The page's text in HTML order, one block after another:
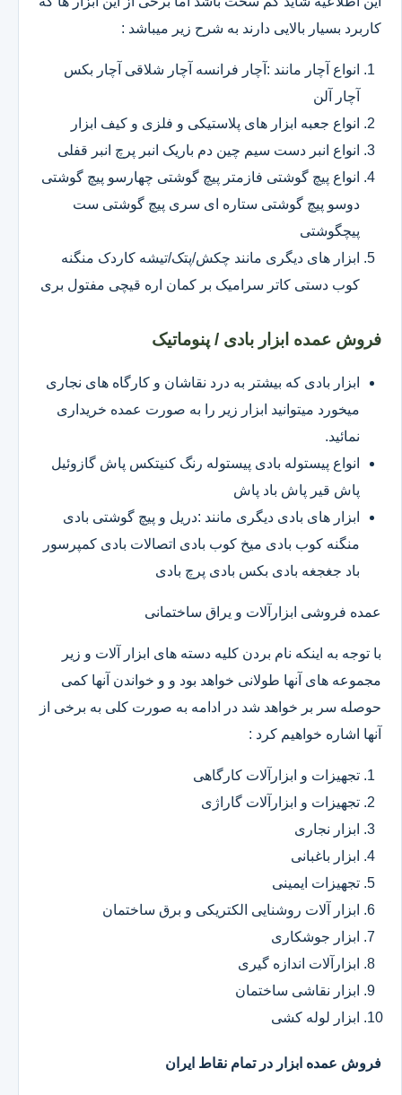
کاربرد بسیار بالایی دارند به شرح زیر میباشد :
انواع آچار مانند :آچار فرانسه آچار شلاقی آچار بکس
آچار آلن
انواع جعبه ابزار های پلاستیکی و فلزی و کیف ابزار
انواع انبر دست سیم چین دم باریک انبر پرچ انبر قفلی
انواع پیچ گوشتی فازمتر پیچ گوشتی چهارسو پیچ گوشتی
دوسو پیچ گوشتی ستاره ای سری پیچ گوشتی ست
پیچگوشتی
ابزار های دیگری مانند چکش/پتک/تیشه کاردک منگنه
کوب دستی کاتر سرامیک بر کمان اره قیچی مفتول بری
فروش عمده ابزار بادی / پنوماتیک
ابزار بادی که بیشتر به درد نقاشان و کارگاه های نجاری
میخورد میتوانید ابزار زیر را به صورت عمده خریداری
نمائید.
انواع پیستوله بادی پیستوله رنگ کنیتکس پاش گازوئیل
پاش قیر پاش باد پاش
ابزار های بادی دیگری مانند :دریل و پیچ گوشتی بادی
منگنه کوب بادی میخ کوب بادی اتصالات بادی کمپرسور
باد جغجغه بادی بکس بادی پرچ بادی
عمده فروشی ابزارآلات و یراق ساختمانی
با توجه به اینکه نام بردن کلیه دسته های ابزار آلات و زیر
مجموعه های آنها طولانی خواهد بود و و خواندن آنها کمی
حوصله سر بر خواهد شد در ادامه به صورت کلی به برخی از
آنها اشاره خواهیم کرد :
تجهیزات و ابزارآلات کارگاهی
تجهیزات و ابزارآلات گاراژی
ابزار نجاری
ابزار باغبانی
تجهیزات ایمینی
ابزار آلات روشنایی الکتریکی و برق ساختمان
ابزار جوشکاری
ابزارآلات اندازه گیری
ابزار نقاشی ساختمان
ابزار لوله کشی
فروش عمده ابزار در تمام نقاط ایران